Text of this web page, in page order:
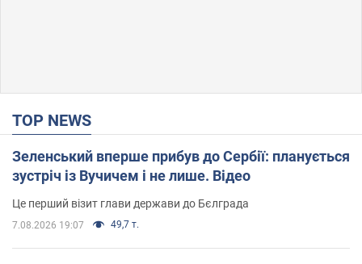
TOP NEWS
Зеленський вперше прибув до Сербії: планується
зустріч із Вучичем і не лише. Відео
Це перший візит глави держави до Бєлграда
7.08.2026 19:07 49,7 т.